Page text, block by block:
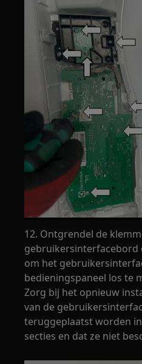
12. Ontgrendel de
gebruikersinterfacebord
om het
bedieningspaneel los te
Zorg bij het opnieuw
van de
teruggeplaatst worden
secties en dat ze niet